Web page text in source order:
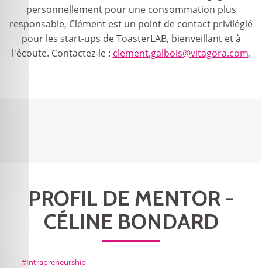
personnellement pour une consommation plus
responsable, Clément est un point de contact privilégié
pour les start-ups de ToasterLAB, bienveillant et à
l'écoute. Contactez-le : clement.galbois@vitagora.com.
PROFIL DE MENTOR -
CÉLINE BONDARD
Intrapreneurship